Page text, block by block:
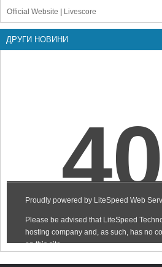
Official Website
Livescore
ДРУГИ НОВИНИ